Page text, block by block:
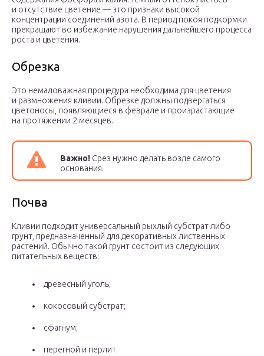
и отсутствие цветение — это признаки высокой
концентрации соединений азота. В период покоя подкормки
прекращают во избежание нарушения дальнейшего процесса
роста и цветения.
Обрезка
Это немаловажная процедура необходима для цветения
и размножения кливии. Обрезке должны подвергаться
цветоносы, появляющиеся в феврале и произрастающие
на протяжении 2 месяцев.
Важно! Срез нужно делать возле самого
основания.
Почва
Кливии подходит универсальный рыхлый субстрат либо
грунт, предназначенный для декоративных лиственных
растений. Обычно такой грунт состоит из следующих
питательных веществ:
древесный уголь;
кокосовый субстрат;
сфагнум;
перегной и перлит.